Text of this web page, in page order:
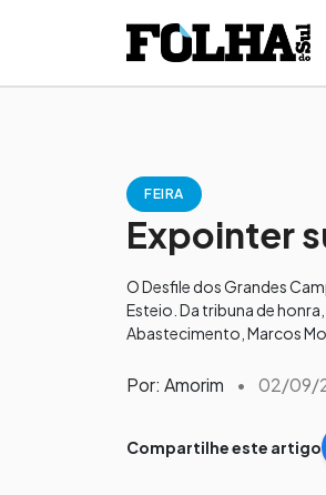
FEIRA
Expointer
O Desfile dos Grandes
Esteio. Da tribuna de
Abastecimento, Marcos
Por: Amorim • 02/09/
Compartilhe este artigo